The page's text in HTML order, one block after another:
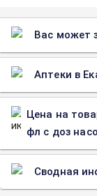
Вас может
Аптеки в
Цена на
фл с доз
Сводная